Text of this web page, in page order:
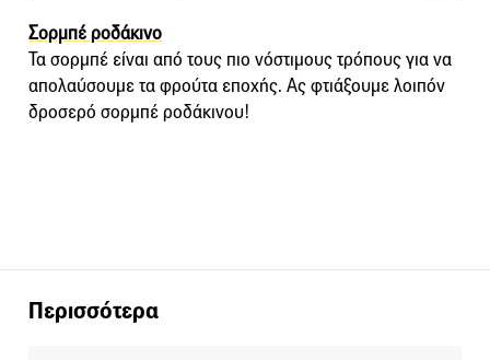
Σορμπέ ροδάκινο
Τα σορμπέ είναι από τους πιο νόστιμους τρόπους για να
απολαύσουμε τα φρούτα εποχής. Ας φτιάξουμε λοιπόν
δροσερό σορμπέ ροδάκινου!
Περισσότερα